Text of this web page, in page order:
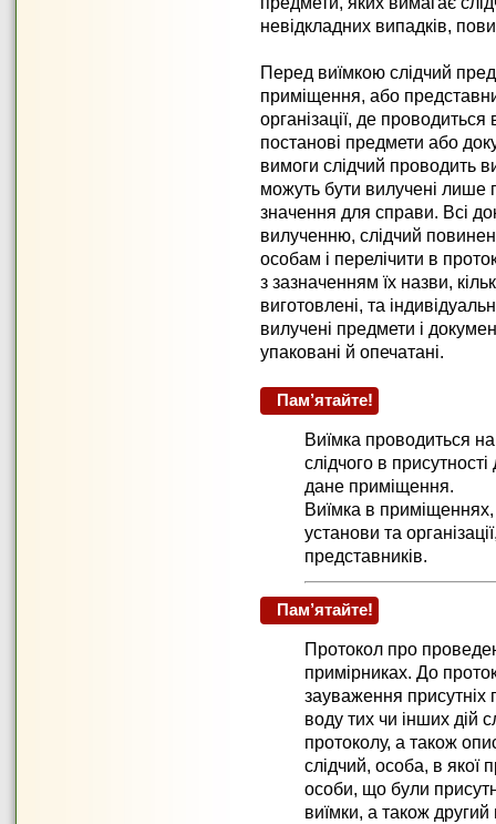
невідкладних випадків,
Перед виїмкою слідчий
приміщення, або
організації, де
постанові предмети або
вимоги слідчий проводить
можуть бути вилучені лише
значення для справи. Всі
вилученню, слідчий
особам і перелічити в
з зазначенням їх назви,
виготовлені, та
вилучені предмети і
упаковані й опечатані.
Пам’ятайте!
Виїмка проводиться
слідчого в
дане приміщення.
Виїмка в
установи та
представників.
Пам’ятайте!
Протокол про
примірниках. До
зауваження присутніх
воду тих чи інших дій
протоколу, а також
слідчий, особа, в якої
особи, що були
виїмки, а також